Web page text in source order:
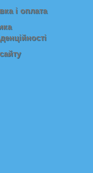
і оплата